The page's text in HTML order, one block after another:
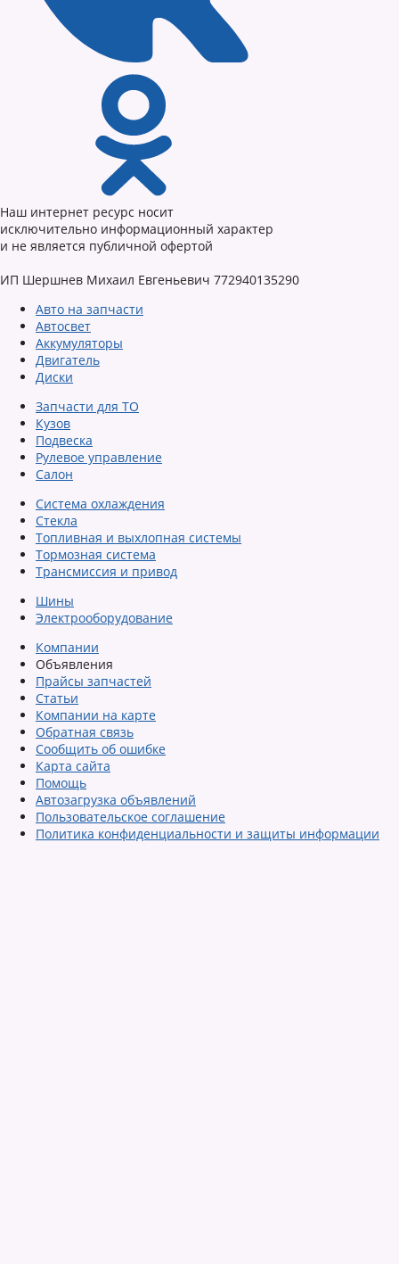
Наш интернет ресурс носит
исключительно информационный характер
и не является публичной офертой
ИП Шершнев Михаил Евгеньевич 772940135290
Авто на запчасти
Автосвет
Аккумуляторы
Двигатель
Диски
Запчасти для ТО
Кузов
Подвеска
Рулевое управление
Салон
Система охлаждения
Стекла
Топливная и выхлопная системы
Тормозная система
Трансмиссия и привод
Шины
Электрооборудование
Компании
Объявления
Прайсы запчастей
Статьи
Компании на карте
Обратная связь
Сообщить об ошибке
Карта сайта
Помощь
Автозагрузка объявлений
Пользовательское соглашение
Политика конфиденциальности и защиты информации